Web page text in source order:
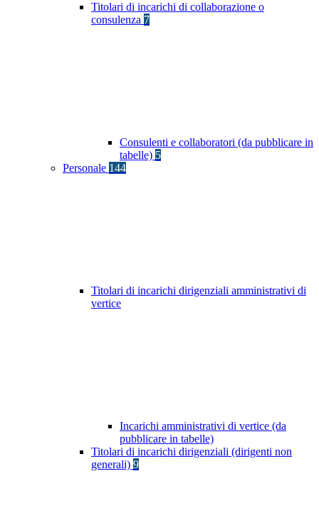
Titolari di incarichi di collaborazione o
consulenza 7
Consulenti e collaboratori (da pubblicare in
tabelle) 5
Personale 144
Titolari di incarichi dirigenziali amministrativi di
vertice
Incarichi amministrativi di vertice (da
pubblicare in tabelle)
Titolari di incarichi dirigenziali (dirigenti non
generali) 9